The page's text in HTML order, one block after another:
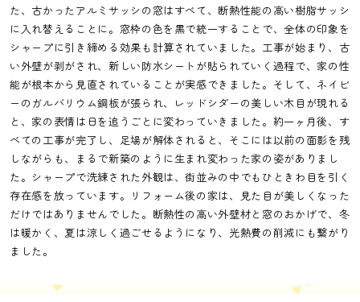
た、古かったアルミサッシの窓はすべて、断熱性能の高い樹脂サッシ
に入れ替えることに。窓枠の色を黒で統一することで、全体の印象を
シャープに引き締める効果も計算されていました。工事が始まり、古
い外壁が剥がされ、新しい防水シートが貼られていく過程で、家の性
能が根本から見直されていることが実感できました。そして、ネイビ
ーのガルバリウム鋼板が張られ、レッドシダーの美しい木目が現れる
と、家の表情は日を追うごとに変わっていきました。約一ヶ月後、す
べての工事が完了し、足場が解体されると、そこには以前の面影を残
しながらも、まるで新築のように生まれ変わった家の姿がありまし
た。シャープで洗練された外観は、街並みの中でもひときわ目を引く
存在感を放っています。リフォーム後の家は、見た目が美しくなった
だけではありませんでした。断熱性の高い外壁材と窓のおかげで、冬
は暖かく、夏は涼しく過ごせるようになり、光熱費の削減にも繋がり
ました。